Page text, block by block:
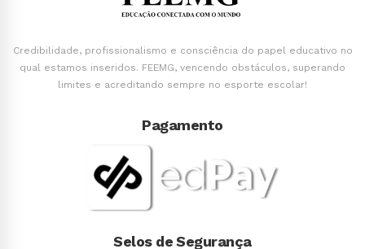
Credibilidade, profissionalismo e consciência do papel educativo no
qual estamos inseridos. FEEMG, vencendo obstáculos, superando
limites e acreditando sempre no esporte escolar!
Pagamento
Selos de Segurança